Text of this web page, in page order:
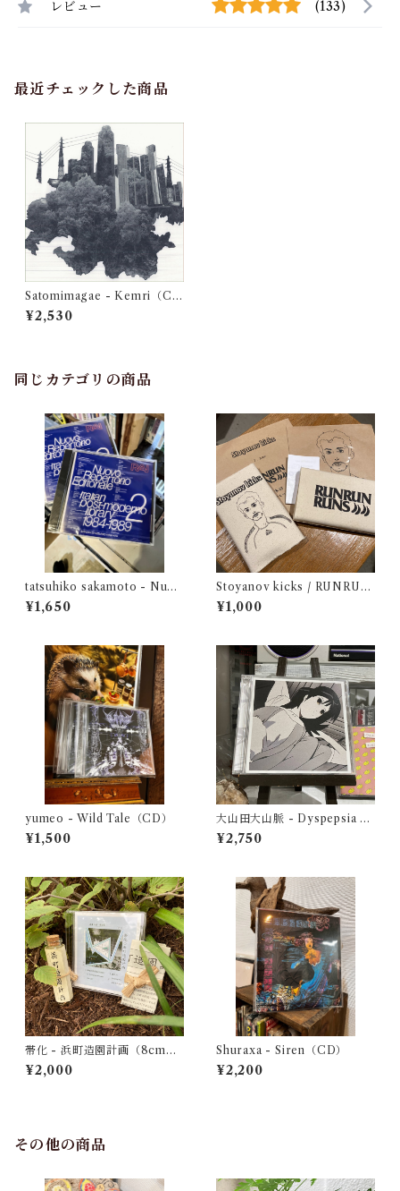
レビュー (133)
最近チェックした商品
Satomimagae - Kemri（C
D）
¥2,530
同じカテゴリの商品
tatsuhiko sakamoto - Nuov
o Repertorio Editoriale Ital
ian post-moderno library 2
¥1,650
Stoyanov kicks / RUNRUN
RUNS - split
¥1,000
yumeo - Wild Tale（CD）
¥1,500
大山田大山脈 - Dyspepsia O
riginal Sound Track（CD）
¥2,750
帯化 - 浜町造園計画（8cmC
D）
¥2,000
Shuraxa - Siren（CD）
¥2,200
その他の商品